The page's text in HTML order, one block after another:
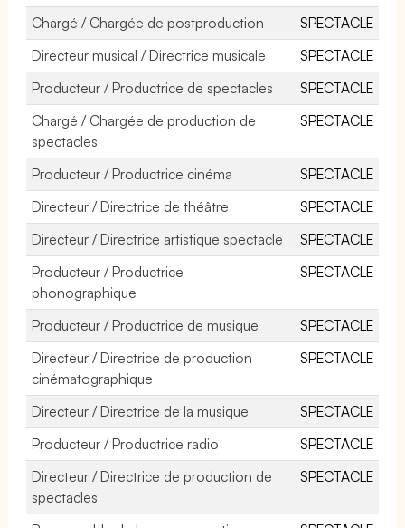
Chargé / Chargée de postproduction
SPECTACLE
Directeur musical / Directrice musicale
SPECTACLE
Producteur / Productrice de spectacles
SPECTACLE
Chargé / Chargée de production de
spectacles
SPECTACLE
Producteur / Productrice cinéma
SPECTACLE
Directeur / Directrice de théâtre
SPECTACLE
Directeur / Directrice artistique spectacle
SPECTACLE
Producteur / Productrice
phonographique
SPECTACLE
Producteur / Productrice de musique
SPECTACLE
Directeur / Directrice de production
cinématographique
SPECTACLE
Directeur / Directrice de la musique
SPECTACLE
Producteur / Productrice radio
SPECTACLE
Directeur / Directrice de production de
spectacles
SPECTACLE